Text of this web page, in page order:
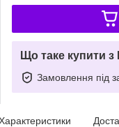
Що таке купити
Замовлення під